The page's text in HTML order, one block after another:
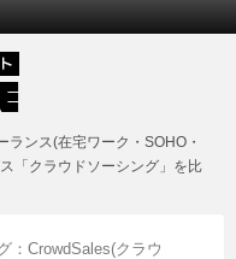
ンス(在宅ワーク・SOHO・
「クラウドソーシング」を比
：CrowdSales(クラウ